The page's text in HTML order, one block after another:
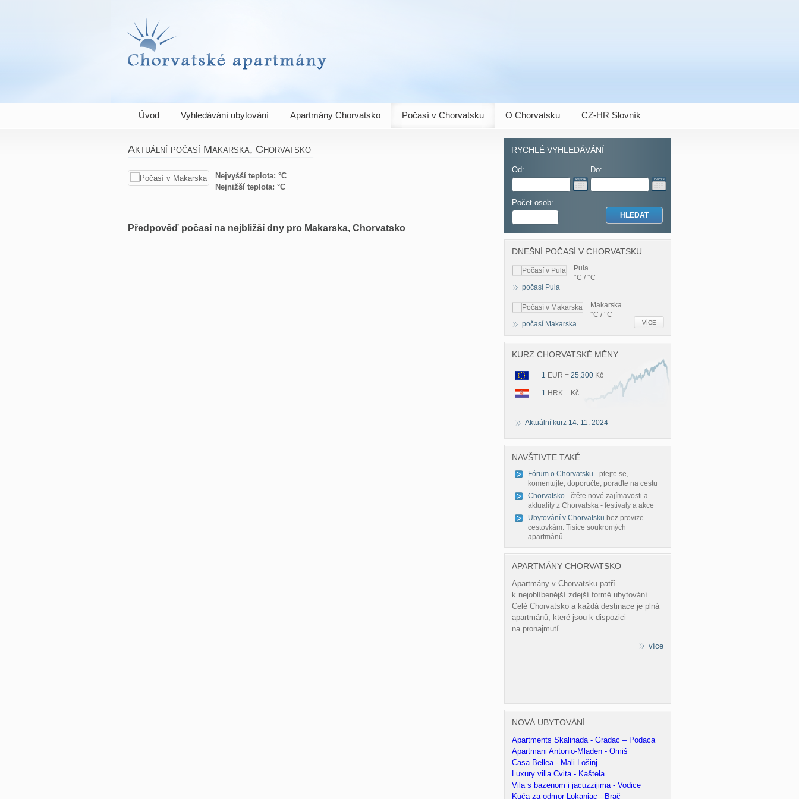
Chorvatské apartmány
Úvod Vyhledávání ubytování Apartmány Chorvatsko Počasí v Chorvatsku O Chorvatsku CZ-HR Slovník
Aktuální počasí Makarska, Chorvatsko
Nejvyšší teplota: °C
Nejnižší teplota: °C
Předpověď počasí na nejbližší dny pro Makarska, Chorvatsko
RYCHLÉ VYHLEDÁVÁNÍ
Od: Do:
Počet osob:
DNEŠNÍ POČASÍ V CHORVATSKU
VÍCE
Pula
°C / °C
počasí Pula
Makarska
°C / °C
počasí Makarska
KURZ CHORVATSKÉ MĚNY
1 EUR = 25,300 Kč
1 HRK = Kč
Aktuální kurz 14. 11. 2024
NAVŠTIVTE TAKÉ
Fórum o Chorvatsku - ptejte se,
komentujte, doporučte, poraďte na cestu
Chorvatsko - čtěte nové zajímavosti a
aktuality z Chorvatska - festivaly a akce
Ubytování v Chorvatsku bez provize
cestovkám. Tisíce soukromých
apartmánů.
APARTMÁNY CHORVATSKO
Apartmány v Chorvatsku patří
k nejoblíbenější zdejší formě ubytování.
Celé Chorvatsko a každá destinace je plná
apartmánů, které jsou k dispozici
na pronajmutí
více
NOVÁ UBYTOVÁNÍ
Apartments Skalinada - Gradac – Podaca
Apartmani Antonio-Mladen - Omiš
Casa Bellea - Mali Lošinj
Luxury villa Cvita - Kaštela
Vila s bazenom i jacuzzijima - Vodice
Kuća za odmor Lokanjac - Brač